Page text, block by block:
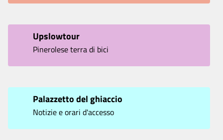
Upslowtour
Pinerolese terra di bici
Palazzetto del ghiaccio
Notizie e orari d'accesso